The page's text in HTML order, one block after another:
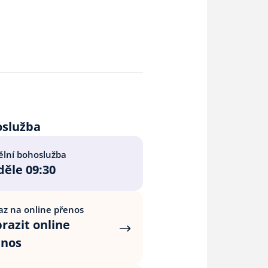
bohoslužba
09:30
na online přenos
online